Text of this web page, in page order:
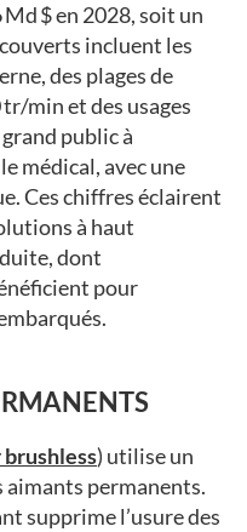
$ en 2028, soit un
incluent les
des plages de
min et des usages
public à
médical, avec une
Ces chiffres éclairent
à haut
dont
pour
) utilise un
aimants permanents.
supprime l’usure des